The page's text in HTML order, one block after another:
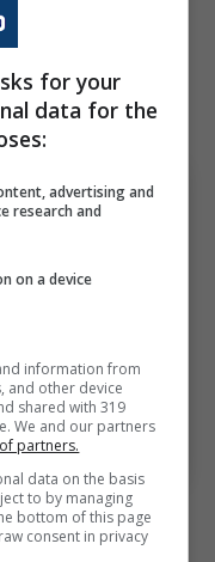
per ambire a
a sorpresa
in difesa – Ansa –
for your
data for the
advertising and
research and
on a device
information from
and other device
shared with 319
We and our partners
partners.
data on the basis
to by managing
bottom of this page
consent in privacy